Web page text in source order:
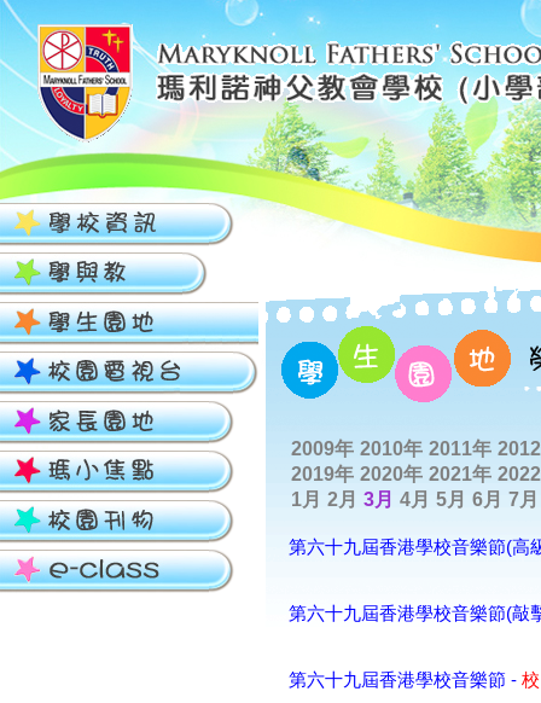
2009年 2010年 2011年
2019年 2020年 2021年
1月 2月 3月 4月 5月 6月 7月
第六十九屆香港學校音樂節(高
第六十九屆香港學校音樂節(敲
第六十九屆香港學校音樂節 -